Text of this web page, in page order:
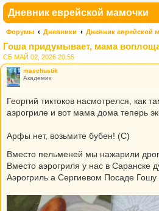
Дневник еврейской мамочки
Форумы Дневники Дневник еврейской
Гоша придумывает, мама
СБ МАЙ 02, 2026 20:55
maschustik
Академик
Георгий тиктоков насмотрелся, как
аэрогриле и вот мама дома теперь
Арфы нет, возьмите бубен! (С)
Вместо пельменей мы нажарили
Вместо аэрогриля у нас в Саранске
Аэрогриль а Сергиевом Посаде